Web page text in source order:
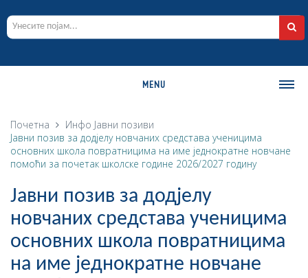
MENU
О ОПШТИНИ
Историја
Насељена мјеста
Занимљивости
Фотогалерија
Почетна Инфо Јавни позиви
Јавни позив за додјелу новчаних средстава ученицима
основних школа повратницима на име једнократне новчане
помоћи за почетак школске године 2026/2027 годину
Јавни позив за додјелу
новчаних средстава ученицима
основних школа повратницима
на име једнократне новчане